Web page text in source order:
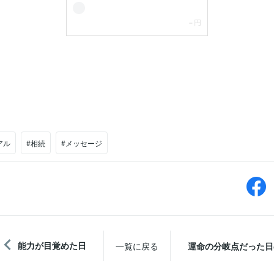
ル #相続 #メッセージ
能力が目覚めた日 一覧に戻る 運命の分岐点だった